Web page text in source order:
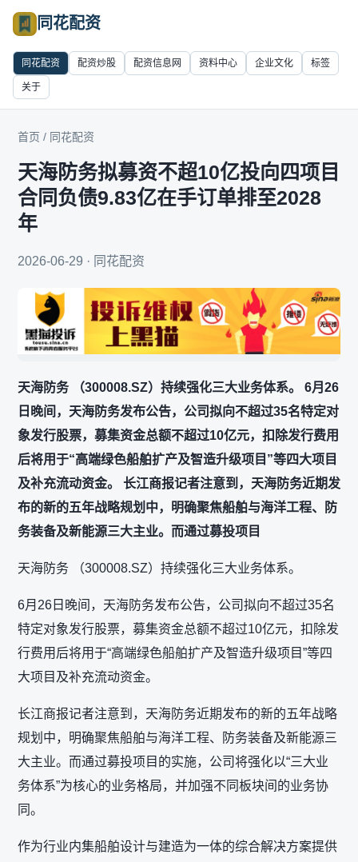
同花配资
同花配资 配资炒股 配资信息网 资料中心 企业文化 标签
关于
首页 / 同花配资
天海防务拟募资不超10亿投向四项目
合同负债9.83亿在手订单排至2028
年
2026-06-29 · 同花配资
天海防务 （300008.SZ）持续强化三大业务体系。 6月26
日晚间，天海防务发布公告，公司拟向不超过35名特定对
象发行股票，募集资金总额不超过10亿元，扣除发行费用
后将用于“高端绿色船舶扩产及智造升级项目”等四大项目
及补充流动资金。 长江商报记者注意到，天海防务近期发
布的新的五年战略规划中，明确聚焦船舶与海洋工程、防
务装备及新能源三大主业。而通过募投项目
天海防务 （300008.SZ）持续强化三大业务体系。
6月26日晚间，天海防务发布公告，公司拟向不超过35名
特定对象发行股票，募集资金总额不超过10亿元，扣除发
行费用后将用于“高端绿色船舶扩产及智造升级项目”等四
大项目及补充流动资金。
长江商报记者注意到，天海防务近期发布的新的五年战略
规划中，明确聚焦船舶与海洋工程、防务装备及新能源三
大主业。而通过募投项目的实施，公司将强化以“三大业
务体系”为核心的业务格局，并加强不同板块间的业务协
同。
作为行业内集船舶设计与建造为一体的综合解决方案提供